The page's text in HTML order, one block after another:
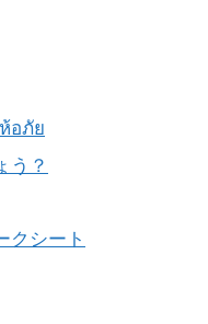
อภัย
う？
クシート